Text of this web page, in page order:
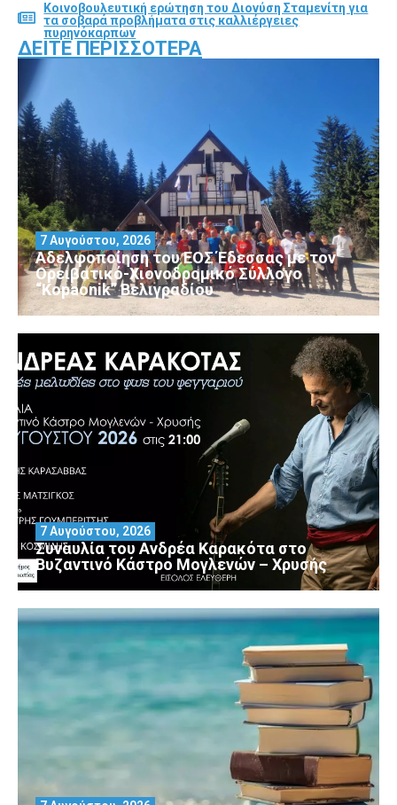
Κοινοβουλευτική ερώτηση του Διονύση Σταμενίτη για
τα σοβαρά προβλήματα στις καλλιέργειες
πυρηνόκαρπων
ΔΕΊΤΕ ΠΕΡΙΣΣΌΤΕΡΑ
Αδελφοποίηση του ΕΟΣ Έδεσσας με τον
Ορειβατικό-Χιονοδρομικό Σύλλογο
“Kopaonik” Βελιγραδίου
7 Αυγούστου, 2026
Συναυλία του Ανδρέα Καρακότα στο
Βυζαντινό Κάστρο Μογλενών – Χρυσής
7 Αυγούστου, 2026